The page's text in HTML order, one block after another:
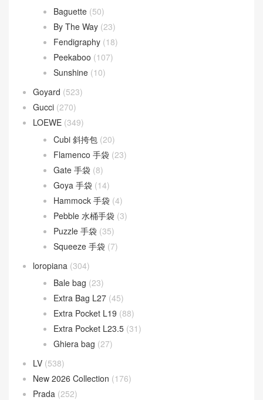
Dior Caro (15)
Dior Groove
(1)
Dior Saddle
(1)
DIOR TOUJOURS
Lady D-Joy(26)
Fendi (577)
Baguette
By The Way (23)
Fendigraphy (18)
Peekaboo (107)
Sunshine(10)
Goyard(523)
Gucci (270)
LOEWE(349)
Cubi 斜挎包(20)
Flamenco 手袋
Gate 手袋(8)
Goya 手袋 (14)
Hammock 手袋(4)
Pebble 水桶手袋(3)
Puzzle 手袋
(35)
loropiana(304)
Bale bag